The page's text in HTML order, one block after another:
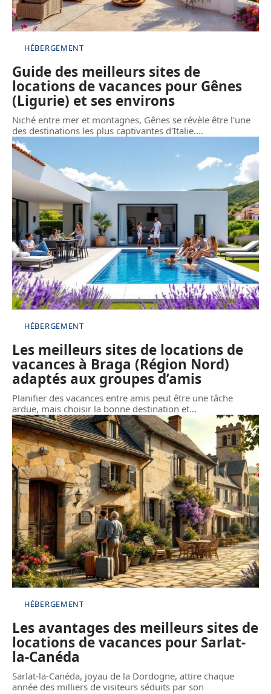
HÉBERGEMENT
Guide des meilleurs sites de
locations de vacances pour Gênes
(Ligurie) et ses environs
Niché entre mer et montagnes, Gênes se révèle être l'une
des destinations les plus captivantes d'Italie.…
HÉBERGEMENT
Les meilleurs sites de locations de
vacances à Braga (Région Nord)
adaptés aux groupes d’amis
Planifier des vacances entre amis peut être une tâche
ardue, mais choisir la bonne destination et…
HÉBERGEMENT
Les avantages des meilleurs sites de
locations de vacances pour Sarlat-
la-Canéda
Sarlat-la-Canéda, joyau de la Dordogne, attire chaque
année des milliers de visiteurs séduits par son